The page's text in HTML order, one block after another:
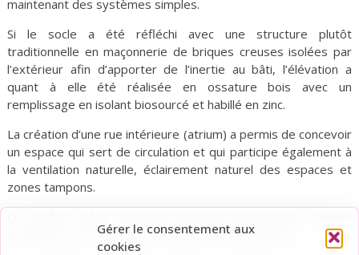
Gérer le consentement aux
cookies
maintenant des systèmes simples.
Si le socle a été réfléchi avec une structure plutôt
traditionnelle en maçonnerie de briques creuses isolées par
l’extérieur afin d’apporter de l’inertie au bâti, l’élévation a
quant à elle été réalisée en ossature bois avec un
remplissage en isolant biosourcé et habillé en zinc.
La création d’une rue intérieure (atrium) a permis de concevoir
un espace qui sert de circulation et qui participe également à
la ventilation naturelle, éclairement naturel des espaces et
zones tampons.
extérieures et une ventilation naturelle des espaces.